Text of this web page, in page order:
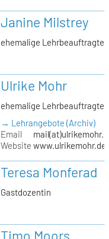
Janine Milstrey
ehemalige Lehrbeauftragte
Ulrike Mohr
ehemalige Lehrbeauftragte
→ Lehrangebote (Archiv)
Email
Website www.ulrikemohr.de
Teresa Monferad
Gastdozentin
Timo Moors